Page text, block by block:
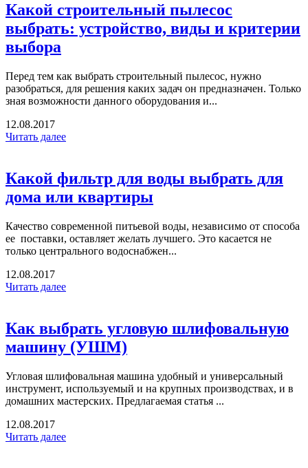
Какой строительный пылесос
выбрать: устройство, виды и критерии
выбора
Перед тем как выбрать строительный пылесос, нужно
разобраться, для решения каких задач он предназначен. Только
зная возможности данного оборудования и...
12.08.2017
Читать далее
Какой фильтр для воды выбрать для
дома или квартиры
Качество современной питьевой воды, независимо от способа
ее поставки, оставляет желать лучшего. Это касается не
только центрального водоснабжен...
12.08.2017
Читать далее
Как выбрать угловую шлифовальную
машину (УШМ)
Угловая шлифовальная машина удобный и универсальный
инструмент, используемый и на крупных производствах, и в
домашних мастерских. Предлагаемая статья ...
12.08.2017
Читать далее